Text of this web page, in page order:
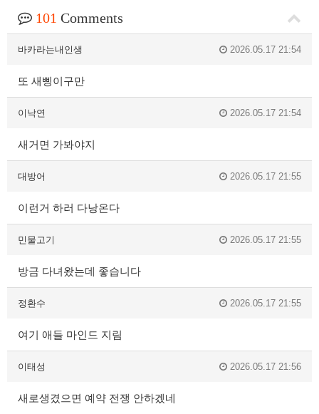
101 Comments
바카라는내인생 2026.05.17 21:54
또 새삥이구만
이낙연 2026.05.17 21:54
새거면 가봐야지
대방어 2026.05.17 21:55
이런거 하러 다낭온다
민물고기 2026.05.17 21:55
방금 다녀왔는데 좋습니다
정환수 2026.05.17 21:55
여기 애들 마인드 지림
이태성 2026.05.17 21:56
새로생겼으면 예약 전쟁 안하겠네